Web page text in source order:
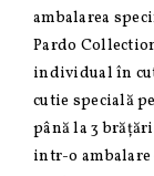
ambalarea
Pardo
individual în
cutie specială
până la 3
intr-o ambalare